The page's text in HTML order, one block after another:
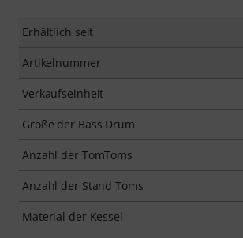
Erhältlich seit
Artikelnummer
Verkaufseinheit
Größe der Bass Drum
Anzahl der TomToms
Anzahl der Stand Toms
Material der Kessel